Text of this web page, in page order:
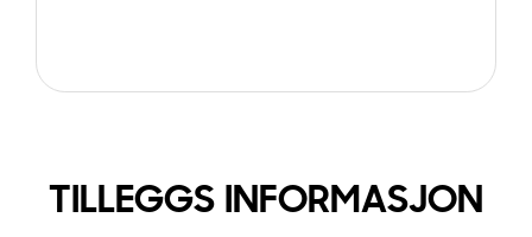
TILLEGGS INFORMASJON